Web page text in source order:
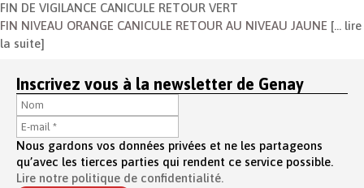
FIN DE VIGILANCE CANICULE RETOUR VERT
FIN NIVEAU ORANGE CANICULE RETOUR AU NIVEAU JAUNE [… lire
la suite]
Inscrivez vous à la newsletter de Genay
Nous gardons vos données privées et ne les partageons
qu’avec les tierces parties qui rendent ce service possible.
Lire notre politique de confidentialité.